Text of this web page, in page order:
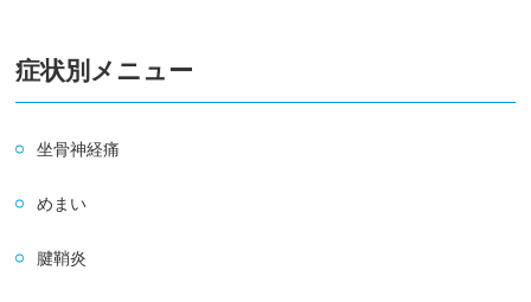
症状別メニュー
坐骨神経痛
めまい
腱鞘炎